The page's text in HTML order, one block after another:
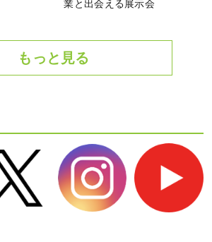
業と出会える展示会
もっと見る